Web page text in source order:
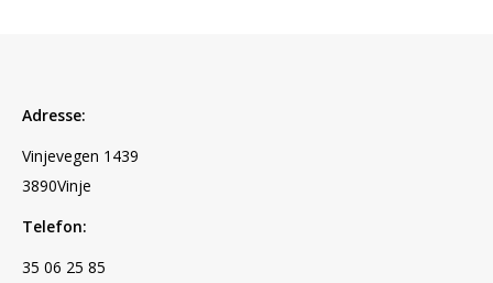
Adresse:
Vinjevegen 1439
3890Vinje
Telefon:
35 06 25 85